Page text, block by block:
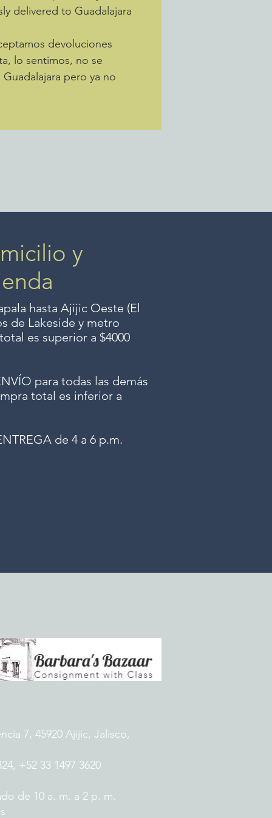
delivered to Guadalajara
devoluciones
lo sentimos, no se
pero ya no
y
hasta Ajijic Oeste (El
de Lakeside y metro
es superior a $4000
para todas las demás
total es inferior a
de 4 a 6 p.m.
7, 45920 Ajijic, Jalisco,
+52 33 1497 3620
de 10 a. m. a 2 p. m.